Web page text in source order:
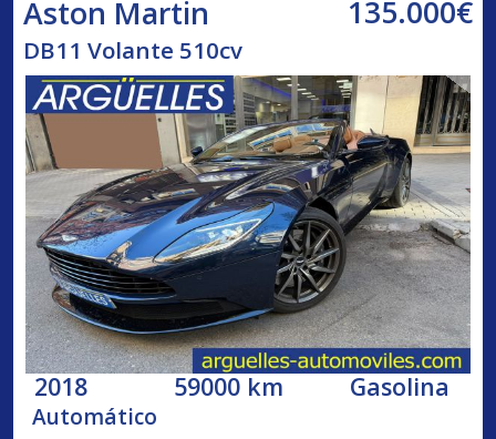
Aston Martin 135.000€
DB11 Volante 510cv
2018 59000 km Gasolina
Automático